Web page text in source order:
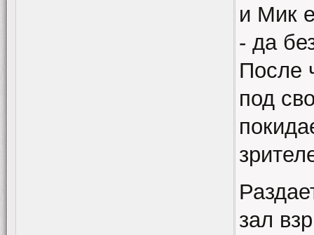
и Мик
- да
После
под
зал